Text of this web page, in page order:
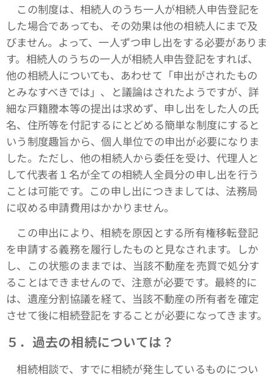
この制度は、相続人のうち一人が相続人申告登記を
した場合であっても、その効果は他の相続人にまで及
びません。よって、一人ずつ申し出をする必要がありま
す。相続人のうちの一人が相続人申告登記をすれば、
他の相続人についても、あわせて「申出がされたもの
とみなすべきでは」、と議論はされたようですが、詳
細な戸籍謄本等の提出は求めず、申し出をした人の氏
名、住所等を付記するにとどめる簡単な制度にすると
いう制度趣旨から、個人単位での申出が必要になりま
した。ただし、他の相続人から委任を受け、代理人と
して代表者１名が全ての相続人全員分の申し出を行う
ことは可能です。この申し出につきましては、法務局
に収める申請費用はかかりません。
この申出により、相続を原因とする所有権移転登記
を申請する義務を履行したものと見なされます。しか
し、この状態のままでは、当該不動産を売買で処分す
ることはできませんので、注意が必要です。最終的に
は、遺産分割協議を経て、当該不動産の所有者を確定
させて後に相続登記をすることが必要になってきます。
５．過去の相続については？
相続相談で、すでに相続が発生しているものについ